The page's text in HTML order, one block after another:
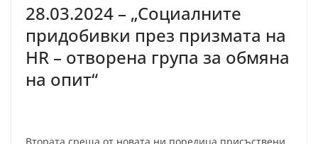
28.03.2024 – „Социалните
придобивки през призмата на
HR – отворена група за обмяна
на опит“